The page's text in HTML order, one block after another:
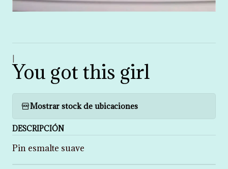
You got this girl
Mostrar stock de ubicaciones
DESCRIPCIÓN
Pin esmalte suave